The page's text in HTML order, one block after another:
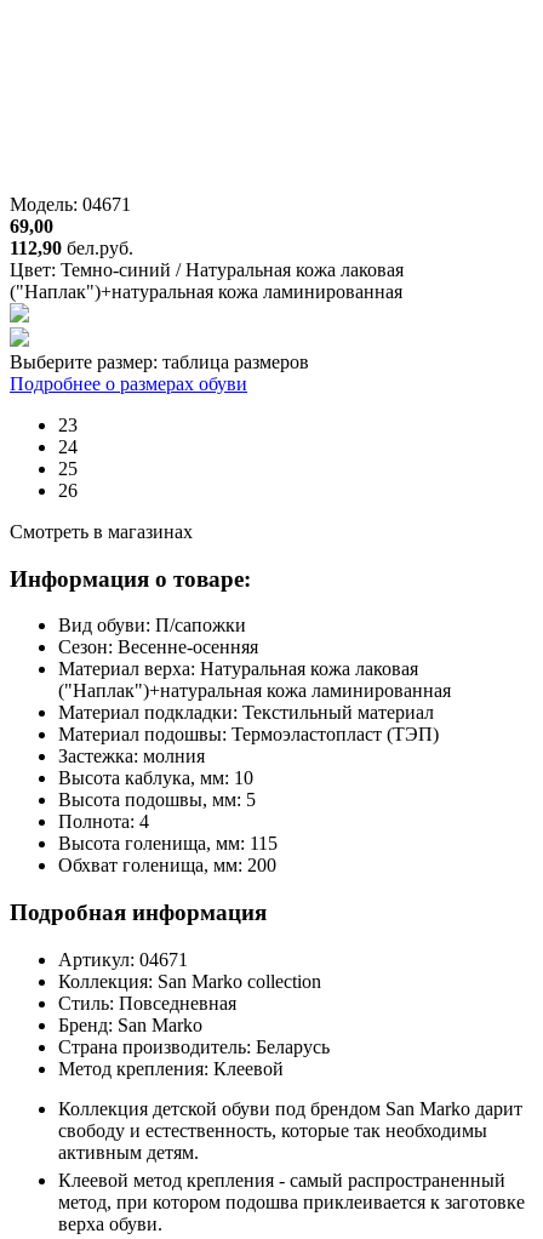
Модель: 04671
69,00
112,90 бел.руб.
Цвет: Темно-синий / Натуральная кожа лаковая
("Наплак")+натуральная кожа ламинированная
Выберите размер: таблица размеров
Подробнее о размерах обуви
23
24
25
26
Смотреть в магазинах
Информация о товаре:
Вид обуви: П/сапожки
Сезон: Весенне-осенняя
Материал верха: Натуральная кожа лаковая
("Наплак")+натуральная кожа ламинированная
Материал подкладки: Текстильный материал
Материал подошвы: Термоэластопласт (ТЭП)
Застежка: молния
Высота каблука, мм: 10
Высота подошвы, мм: 5
Полнота: 4
Высота голенища, мм: 115
Обхват голенища, мм: 200
Подробная информация
Артикул: 04671
Коллекция: San Marko collection
Стиль: Повседневная
Бренд: San Marko
Страна производитель: Беларусь
Метод крепления: Клеевой
Коллекция детской обуви под брендом San Marko дарит
свободу и естественность, которые так необходимы
активным детям.
Клеевой метод крепления - самый распространенный
метод, при котором подошва приклеивается к заготовке
верха обуви.